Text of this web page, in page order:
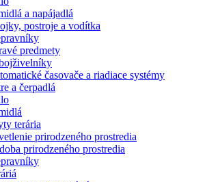
a napájadlá
postroje a vodítka
predmety
časovače a riadiace systémy
a čerpadlá
terária
prirodzeného prostredia
prirodzeného prostredia